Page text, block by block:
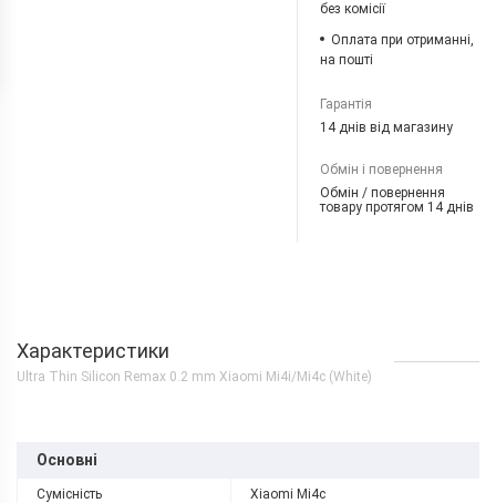
без комісії
Оплата при отриманні,
на пошті
Гарантія
14 днів від магазину
Обмін і повернення
Обмін / повернення
товару протягом 14 днів
Характеристики
Ultra Thin Silicon Remax 0.2 mm Xiaomi Mi4i/Mi4c (White)
Основні
Сумісність Xiaomi Mi4c